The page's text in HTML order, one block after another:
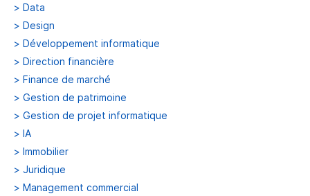
> Data
> Design
> Développement informatique
> Direction financière
> Finance de marché
> Gestion de patrimoine
> Gestion de projet informatique
> IA
> Immobilier
> Juridique
> Management commercial